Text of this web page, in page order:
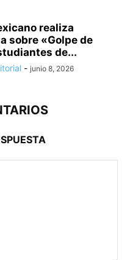
realiza
sobre «Golpe de
de...
- junio 8, 2026